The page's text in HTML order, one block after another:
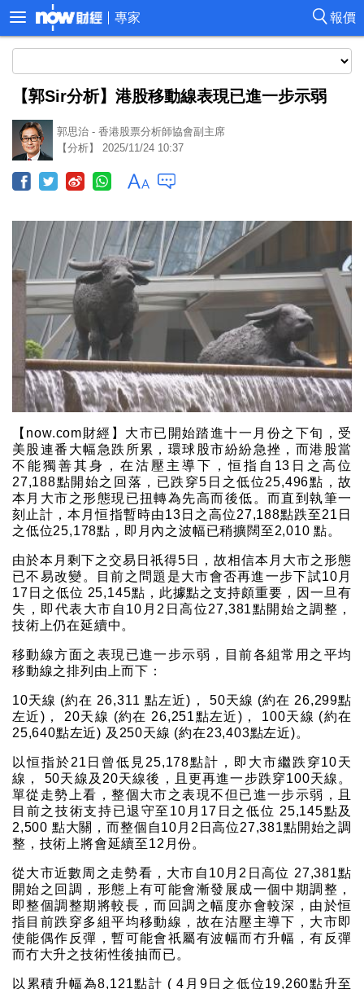
報價
專家
【郭Sir分析】港股移動線表現已進一步示弱
郭思治 - 香港股票分析師協會副主席
【分析】 2025/11/24 10:37
【now.com財經】大市已開始踏進十一月份之下旬，受
美股連番大幅急跌所累，環球股市紛紛急挫，而港股當
不能獨善其身，在沽壓主導下，恒指自13日之高位
27,188點開始之回落，已跌穿5日之低位25,496點，故
本月大市之形態現已扭轉為先高而後低。而直到執筆一
刻止計，本月恒指暫時由13日之高位27,188點跌至21日
之低位25,178點，即月內之波幅已稍擴闊至2,010 點。
由於本月剩下之交易日祇得5日，故相信本月大市之形態
已不易改變。目前之問題是大市會否再進一步下試10月
17日之低位 25,145點，此據點之支持頗重要，因一旦有
失，即代表大市自10月2日高位27,381點開始之調整，
技術上仍在延續中。
移動線方面之表現已進一步示弱，目前各組常用之平均
移動線之排列由上而下：
10天線 (約在 26,311 點左近)， 50天線 (約在 26,299點
左近)， 20天線 (約在 26,251點左近)， 100天線 (約在
25,640點左近) 及250天線 (約在23,403點左近)。
以恒指於21日曾低見25,178點計，即大市繼跌穿10天
線， 50天線及20天線後，且更再進一步跌穿100天線。
單從走勢上看，整個大市之表現不但已進一步示弱，且
目前之技術支持已退守至10月17日之低位 25,145點及
2,500 點大關，而整個自10月2日高位27,381點開始之調
整，技術上將會延續至12月份。
從大市近數周之走勢看，大市自10月2日高位 27,381點
開始之回調，形態上有可能會漸發展成一個中期調整，
即整個調整期將較長，而回調之幅度亦會較深，由於恒
指目前跌穿多組平均移動線，故在沽壓主導下，大市即
使能偶作反彈，暫可能會祇屬有波幅而冇升幅，有反彈
而冇大升之技術性後抽而已。
以累積升幅為8,121點計 ( 4月9日之低位19,260點升至